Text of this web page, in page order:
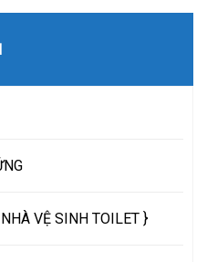
VỆ SINH TOILET }